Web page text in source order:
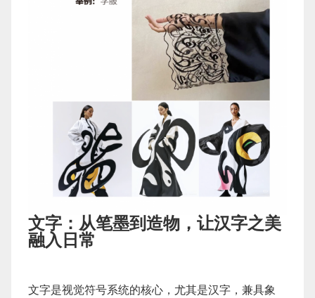
文字：从笔墨到造物，让汉字之美
融入日常
文字是视觉符号系统的核心，尤其是汉字，兼具象